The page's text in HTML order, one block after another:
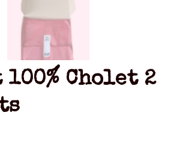
Cholet 2